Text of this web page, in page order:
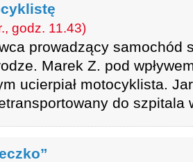
godz. 11.43)
prowadzący samochód
Marek Z. pod
ucierpiał motocyklista.
do szpitala